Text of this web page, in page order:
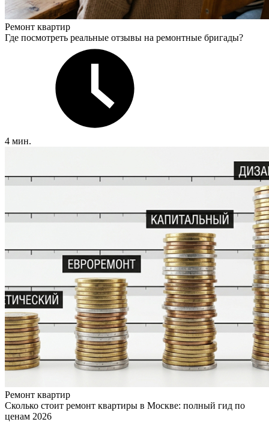
Ремонт квартир
Где посмотреть реальные отзывы на ремонтные бригады?
4 мин.
Ремонт квартир
Сколько стоит ремонт квартиры в Москве: полный гид по
ценам 2026